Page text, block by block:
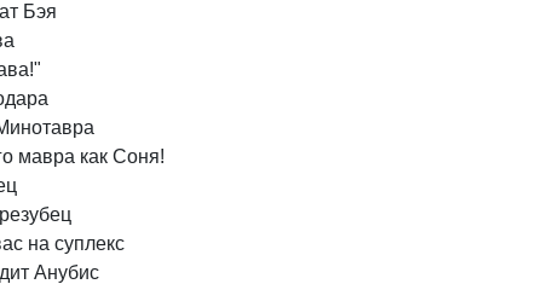
Бэя
мавра как Соня!
на суплекс
Анубис